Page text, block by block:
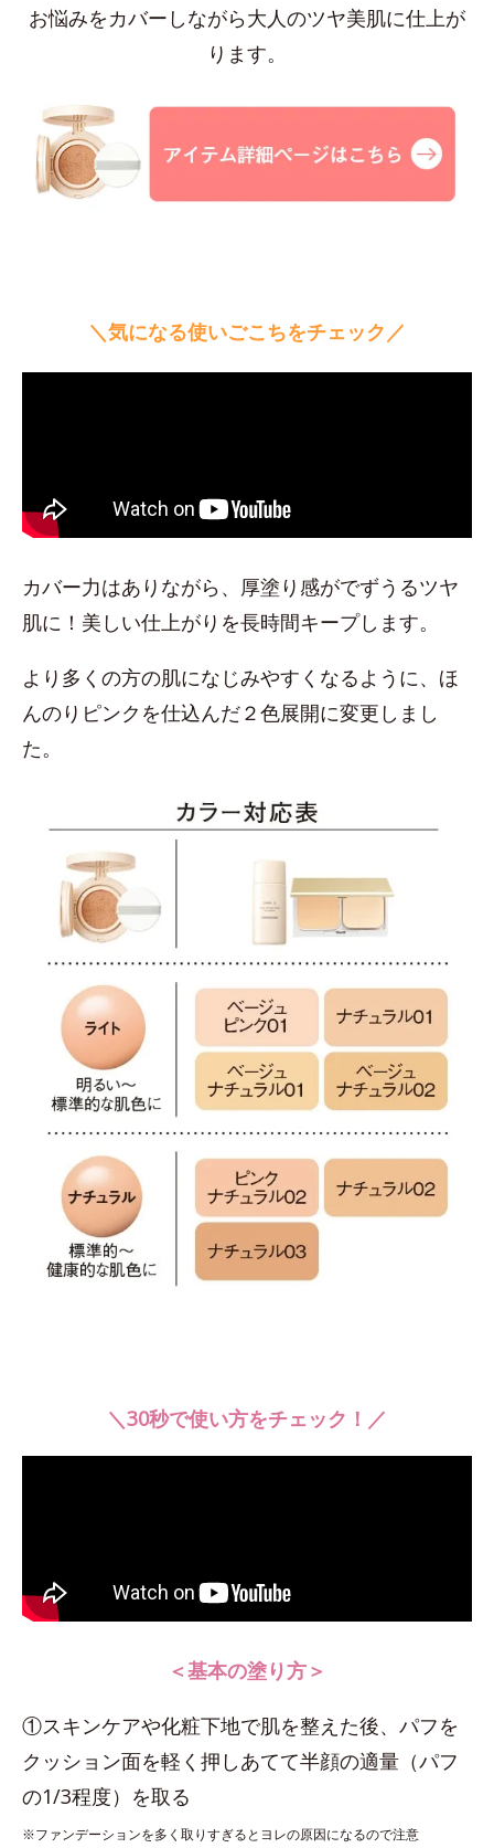
お悩みをカバーしながら大人のツヤ美肌に仕上が
ります。
＼気になる使いごこちをチェック／
カバー力はありながら、厚塗り感がでずうるツヤ
肌に！美しい仕上がりを長時間キープします。
より多くの方の肌になじみやすくなるように、ほ
んのりピンクを仕込んだ２色展開に変更しまし
た。
＼30秒で使い方をチェック！／
＜基本の塗り方＞
①スキンケアや化粧下地で肌を整えた後、パフを
クッション面を軽く押しあてて半顔の適量（パフ
の1/3程度）を取る
※ファンデーションを多く取りすぎるとヨレの原因になるので注意